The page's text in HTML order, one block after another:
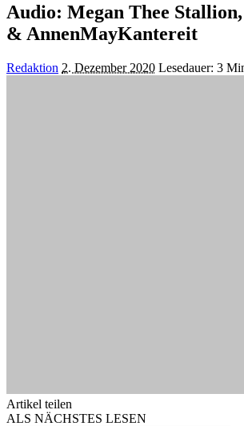
Audio: Megan Thee
& AnnenMayKantereit
Posted
Redaktion 2. Dezember 2020 Lesedauer: 3
Artikel teilen
ALS NÄCHSTES LESEN